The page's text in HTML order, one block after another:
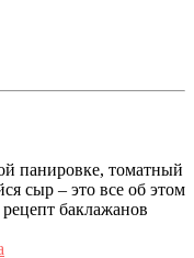
панировке, томатный
сыр – это все об этом
баклажанов